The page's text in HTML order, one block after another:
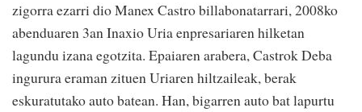
zigorra ezarri dio Manex Castro billabonatarrari, 2008ko
abenduaren 3an Inaxio Uria enpresariaren hilketan
lagundu izana egotzita. Epaiaren arabera, Castrok Deba
ingurura eraman zituen Uriaren hiltzaileak, berak
eskuratutako auto batean. Han, bigarren auto bat lapurtu